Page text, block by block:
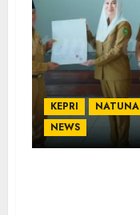
KEPRI
NATUNA
NEWS